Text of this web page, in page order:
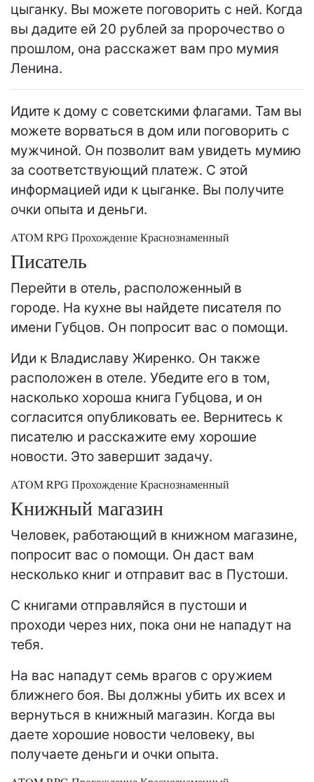
цыганку. Вы можете поговорить с ней. Когда
вы дадите ей 20 рублей за пророчество о
прошлом, она расскажет вам про мумия
Ленина.
Идите к дому с советскими флагами. Там вы
можете ворваться в дом или поговорить с
мужчиной. Он позволит вам увидеть мумию
за соответствующий платеж. С этой
информацией иди к цыганке. Вы получите
очки опыта и деньги.
ATOM RPG Прохождение Краснознаменный
Писатель
Перейти в отель, расположенный в
городе. На кухне вы найдете писателя по
имени Губцов. Он попросит вас о помощи.
Иди к Владиславу Жиренко. Он также
расположен в отеле. Убедите его в том,
насколько хороша книга Губцова, и он
согласится опубликовать ее. Вернитесь к
писателю и расскажите ему хорошие
новости. Это завершит задачу.
ATOM RPG Прохождение Краснознаменный
Книжный магазин
Человек, работающий в книжном магазине,
попросит вас о помощи. Он даст вам
несколько книг и отправит вас в Пустоши.
С книгами отправляйся в пустоши и
проходи через них, пока они не нападут на
тебя.
На вас нападут семь врагов с оружием
ближнего боя. Вы должны убить их всех и
вернуться в книжный магазин. Когда вы
даете хорошие новости человеку, вы
получаете деньги и очки опыта.